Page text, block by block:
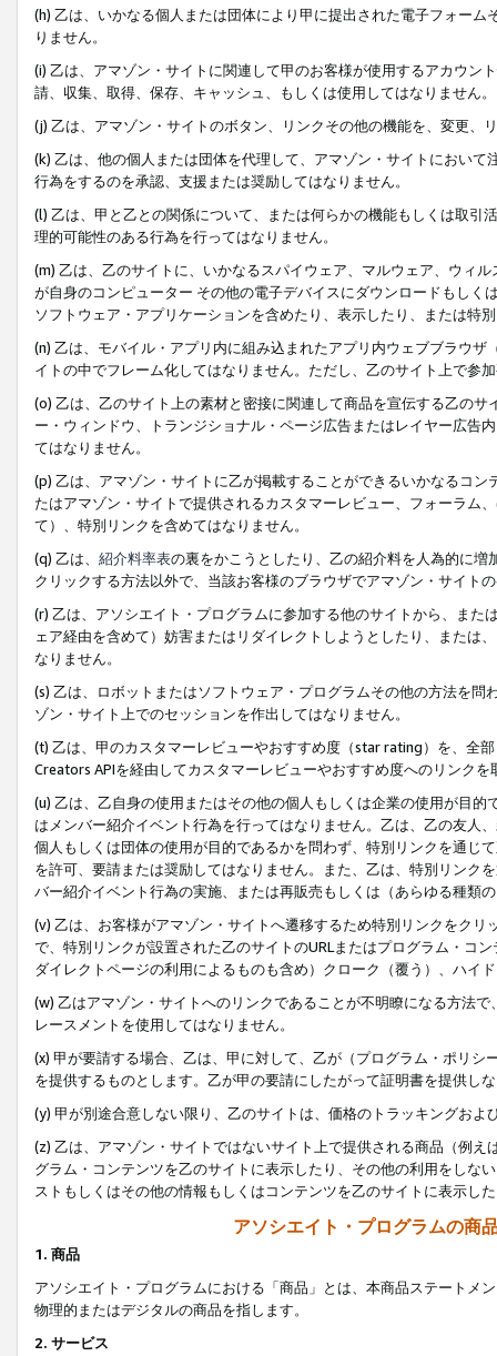
(h) 乙は、いかなる個人または団体により甲に提出された電子フォー
りません。
(i) 乙は、アマゾン・サイトに関連して甲のお客様が使用するアカウン
請、収集、取得、保存、キャッシュ、もしくは使用してはなりません。
(j) 乙は、アマゾン・サイトのボタン、リンクその他の機能を、変更、
(k) 乙は、他の個人または団体を代理して、アマゾン・サイトにおい
行為をするのを承認、支援または奨励してはなりません。
(l) 乙は、甲と乙との関係について、または何らかの機能もしくは取
理的可能性のある行為を行ってはなりません。
(m) 乙は、乙のサイトに、いかなるスパイウェア、マルウェア、ウィ
が自身のコンピューター その他の電子デバイスにダウンロードもし
ソフトウェア・アプリケーションを含めたり、表示したり、または特
(n) 乙は、モバイル・アプリ内に組み込まれたアプリ内ウェブブラウ
イトの中でフレーム化してはなりません。ただし、乙のサイト上で参
(o) 乙は、乙のサイト上の素材と密接に関連して商品を宣伝する乙の
ー・ウィンドウ、トランジショナル・ページ広告またはレイヤー広告
てはなりません。
(p) 乙は、アマゾン・サイトに乙が掲載することができるいかなるコ
たはアマゾン・サイトで提供されるカスタマーレビュー、フォーラム
て）、特別リンクを含めてはなりません。
(q) 乙は、 紹介料率表の裏をかこうとしたり、乙の紹介料を人為的に
クリックする方法以外で、当該お客様のブラウザでアマゾン・サイト
(r) 乙は、アソシエイト・プログラムに参加する他のサイトから、ま
ェア経由を含めて）妨害またはリダイレクトしようとしたり、または
なりません。
(s) 乙は、ロボットまたはソフトウェア・プログラムその他の方法を
ゾン・サイト上でのセッションを作出してはなりません。
(t) 乙は、甲のカスタマーレビューやおすすめ度（star rating）を、全
Creators APIを経由してカスタマーレビューやおすすめ度へのリンクを
(u) 乙は、乙自身の使用またはその他の個人もしくは企業の使用が目
はメンバー紹介イベント行為を行ってはなりません。乙は、乙の友人
個人もしくは団体の使用が目的であるかを問わず、特別リンクを通じ
を許可、要請または奨励してはなりません。また、乙は、特別リンク
バー紹介イベント行為の実施、または再販売もしくは（あらゆる種類
(v) 乙は、お客様がアマゾン・サイトへ遷移するため特別リンクをク
で、特別リンクが設置された乙のサイトのURLまたはプログラム・コ
ダイレクトページの利用によるものも含め）クローク（覆う）、ハイ
(w) 乙はアマゾン・サイトへのリンクであることが不明瞭になる方法
レースメントを使用してはなりません。
(x) 甲が要請する場合、乙は、甲に対して、乙が（プログラム・ポリ
を提供するものとします。乙が甲の要請にしたがって証明書を提供し
(y) 甲が別途合意しない限り、乙のサイトは、価格のトラッキングお
(z) 乙は、アマゾン・サイトではないサイト上で提供される商品（例
グラム・コンテンツを乙のサイトに表示したり、その他の利用をしな
ストもしくはその他の情報もしくはコンテンツを乙のサイトに表示し
アソシエイト・プログラムの商
1. 商品
アソシエイト・プログラムにおける「商品」とは、本商品ステートメ
物理的またはデジタルの商品を指します。
2. サービス